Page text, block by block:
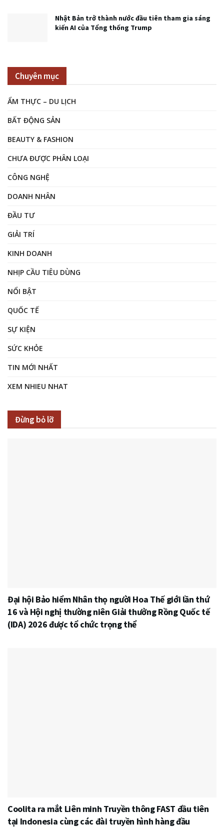
Nhật Bản trở thành nước đầu tiên tham gia sáng
kiến AI của Tổng thống Trump
Chuyên mục
ẨM THỰC – DU LỊCH
BẤT ĐỘNG SẢN
BEAUTY & FASHION
CHƯA ĐƯỢC PHÂN LOẠI
CÔNG NGHỆ
DOANH NHÂN
ĐẦU TƯ
GIẢI TRÍ
KINH DOANH
NHỊP CẦU TIÊU DÙNG
NỔI BẬT
QUỐC TẾ
SỰ KIỆN
SỨC KHỎE
TIN MỚI NHẤT
XEM NHIEU NHAT
Đừng bỏ lỡ
Đại hội Bảo hiểm Nhân thọ người Hoa Thế giới lần thứ
16 và Hội nghị thường niên Giải thưởng Rồng Quốc tế
(IDA) 2026 được tổ chức trọng thể
Coolita ra mắt Liên minh Truyền thông FAST đầu tiên
tại Indonesia cùng các đài truyền hình hàng đầu